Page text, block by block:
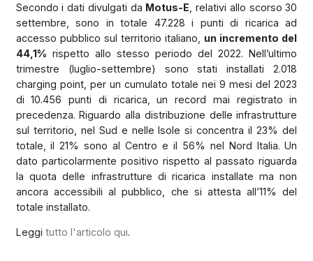
Secondo i dati divulgati da Motus-E , relativi allo scorso 30
settembre, sono in totale 47.228 i punti di ricarica ad
accesso pubblico sul territorio italiano, un incremento del
44,1% rispetto allo stesso periodo del 2022. Nell’ultimo
trimestre (luglio-settembre) sono stati installati 2.018
charging point, per un cumulato totale nei 9 mesi del 2023
di 10.456 punti di ricarica, un record mai registrato in
precedenza. Riguardo alla distribuzione delle infrastrutture
sul territorio, nel Sud e nelle Isole si concentra il 23% del
totale, il 21% sono al Centro e il 56% nel Nord Italia. Un
dato particolarmente positivo rispetto al passato riguarda
la quota delle infrastrutture di ricarica installate ma non
ancora accessibili al pubblico, che si attesta all’11% del
totale installato.
Leggi tutto l'articolo qui.